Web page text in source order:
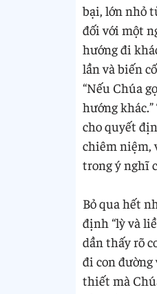
bại, lớn nhỏ
đối với một
hướng đi
lần và biến
“Nếu Chúa
hướng
cho quyết
chiêm niệm,
trong ý nghĩ
Bỏ qua hết
định “lỳ và
dần thấy rõ
đi con
thiết mà